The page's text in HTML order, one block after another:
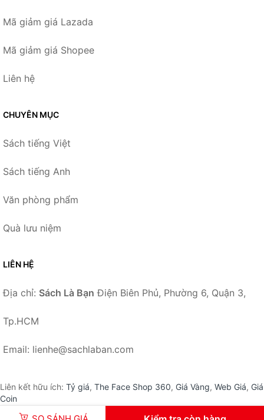
Mã giảm giá Lazada
Mã giảm giá Shopee
Liên hệ
CHUYÊN MỤC
Sách tiếng Việt
Sách tiếng Anh
Văn phòng phẩm
Quà lưu niệm
LIÊN HỆ
Địa chỉ: Sách Là Bạn Điện Biên Phủ, Phường 6, Quận 3,
Tp.HCM
Email: lienhe@sachlaban.com
Liên kết hữu ích: Tỷ giá, The Face Shop 360, Giá Vàng, Web Giá, Giá
Coin